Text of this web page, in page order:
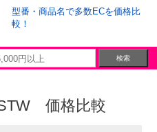
型番・商品名で多数ECを価格比
較！
価格比較